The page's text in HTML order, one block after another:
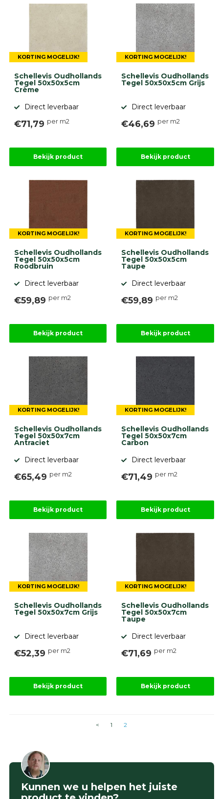
ervaringen
KORTING MOGELIJK!
Schellevis Oudhollands
Tegel 50x50x5cm
Crème
Direct leverbaar
€71,79 per m2
Bekijk product
KORTING MOGELIJK!
Schellevis Oudhollands
Tegel 50x50x5cm Grijs
Direct leverbaar
€46,69 per m2
Bekijk product
KORTING MOGELIJK!
Schellevis Oudhollands
Tegel 50x50x5cm
Roodbruin
Direct leverbaar
€59,89 per m2
Bekijk product
KORTING MOGELIJK!
Schellevis Oudhollands
Tegel 50x50x5cm
Taupe
Direct leverbaar
€59,89 per m2
Bekijk product
KORTING MOGELIJK!
Schellevis Oudhollands
Tegel 50x50x7cm
Antraciet
Direct leverbaar
€65,49 per m2
Bekijk product
KORTING MOGELIJK!
Schellevis Oudhollands
Tegel 50x50x7cm
Carbon
Direct leverbaar
€71,49 per m2
Bekijk product
KORTING MOGELIJK!
Schellevis Oudhollands
Tegel 50x50x7cm Grijs
Direct leverbaar
€52,39 per m2
Bekijk product
KORTING MOGELIJK!
Schellevis Oudhollands
Tegel 50x50x7cm
Taupe
Direct leverbaar
€71,69 per m2
Bekijk product
< 1 2
Kunnen we u helpen het juiste